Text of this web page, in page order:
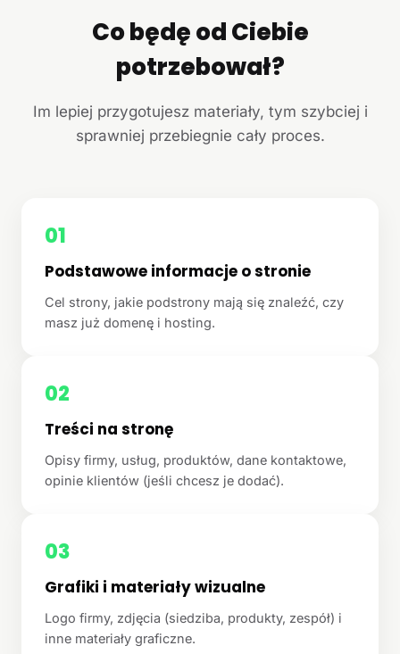
Co będę od Ciebie
potrzebował?
Im lepiej przygotujesz materiały, tym szybciej i
sprawniej przebiegnie cały proces.
01
Podstawowe informacje o stronie
Cel strony, jakie podstrony mają się znaleźć, czy
masz już domenę i hosting.
02
Treści na stronę
Opisy firmy, usług, produktów, dane kontaktowe,
opinie klientów (jeśli chcesz je dodać).
03
Grafiki i materiały wizualne
Logo firmy, zdjęcia (siedziba, produkty, zespół) i
inne materiały graficzne.